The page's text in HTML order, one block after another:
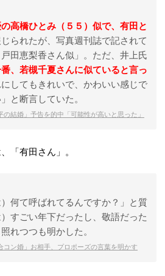
高橋ひとみ（５５）似で、有田と
じられたが、写真週刊誌で記されて
田恵梨香さん似」。ただ、井上氏
、若槻千夏さんに似ていると言っ
にしてもきれいで、かわいい感じで
と断言していた。
結婚」予告を的中「可能性が高いと思った」
「有田さん」。
何て呼ばれてるんですか？」と質
すごい年下だったし、敬語だった
れつつも明かした。
コン婚」お相手、プロポーズの言葉を明かす